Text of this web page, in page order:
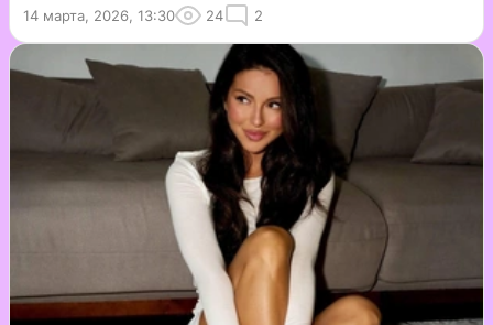
14 марта, 2026, 13:30 24 2